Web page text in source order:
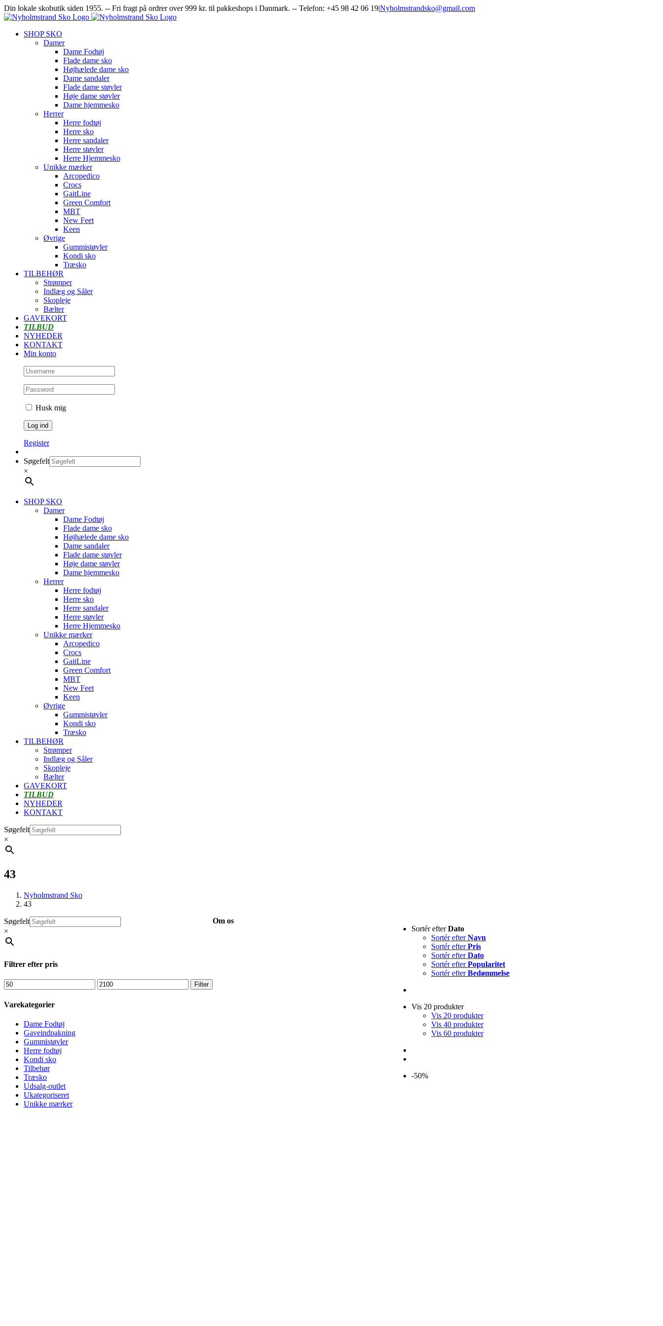
Skip
to
Facebook
Instagram
Din lokale skobutik siden 1955. -- Fri fragt på ordrer over 999 kr. til pakkeshops i Danmark. -- Telefon: +45 98 42 06 19|Nyholmstrandsko@gmail.com
SHOP SKO
Damer
Dame Fodtøj
Flade dame sko
Højhælede dame sko
Dame sandaler
Flade dame støvler
Høje dame støvler
Dame hjemmesko
Herrer
Herre fodtøj
Herre sko
Herre sandaler
Herre støvler
Herre Hjemmesko
Unikke mærker
Arcopedico
Crocs
GaitLine
Green Comfort
MBT
New Feet
Keen
Øvrige
Gummistøvler
Kondi sko
Træsko
TILBEHØR
Strømper
Indlæg og Såler
Skopleje
Bælter
GAVEKORT
TILBUD
NYHEDER
KONTAKT
Min konto
Husk mig
Register
Søgefelt
×
SHOP SKO
Damer
Dame Fodtøj
Flade dame sko
Højhælede dame sko
Dame sandaler
Flade dame støvler
Høje dame støvler
Dame hjemmesko
Herrer
Herre fodtøj
Herre sko
Herre sandaler
Herre støvler
Herre Hjemmesko
Unikke mærker
Arcopedico
Crocs
GaitLine
Green Comfort
MBT
New Feet
Keen
Øvrige
Gummistøvler
Kondi sko
Træsko
TILBEHØR
Strømper
Indlæg og Såler
Skopleje
Bælter
GAVEKORT
TILBUD
NYHEDER
KONTAKT
Søgefelt
×
43
Nyholmstrand Sko
43
Sortér efterDato
Sortér efterNavn
Sortér efterPris
Sortér efterDato
Sortér efterPopularitet
Sortér efterBedømmelse
Vis 20 produkter
Vis 20 produkter
Vis 40 produkter
Vis 60 produkter
-50%
Søgefelt
×
Filtrer efter pris
Mindste
pris
Højeste
pris
Filter
Varekategorier
Dame Fodtøj
Gaveindpakning
Gummistøvler
Herre fodtøj
Kondi sko
Tilbehør
Træsko
Udsalg-outlet
Ukategoriseret
Unikke mærker
Om os